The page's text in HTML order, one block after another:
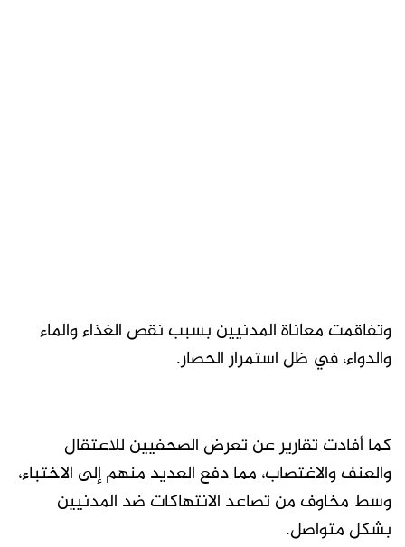
وتفاقمت معاناة المدنيين بسبب نقص الغذاء والماء
والدواء، في ظل استمرار الحصار.
كما أفادت تقارير عن تعرض الصحفيين للاعتقال
والعنف والاغتصاب، مما دفع العديد منهم إلى الاختباء،
وسط مخاوف من تصاعد الانتهاكات ضد المدنيين
بشكل متواصل.